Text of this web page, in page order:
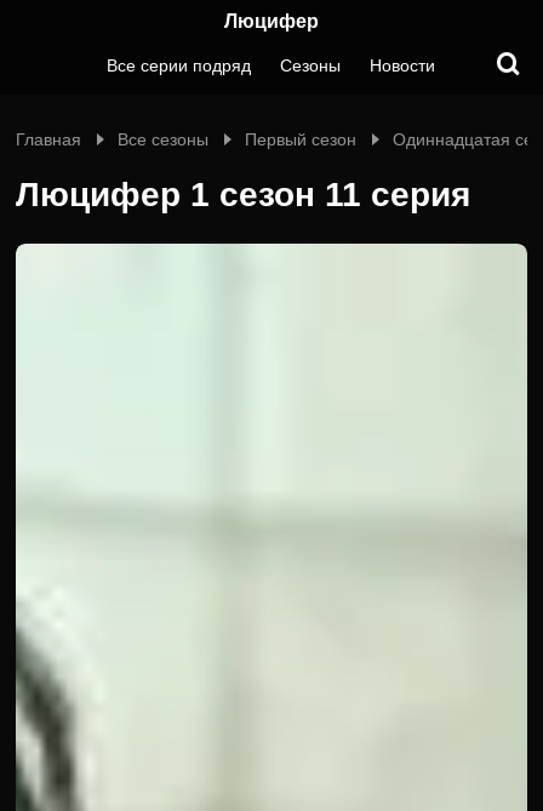
Люцифер
Все серии подряд Сезоны Новости
Главная Все сезоны Первый сезон Одиннадцатая
Люцифер 1 сезон 11 серия